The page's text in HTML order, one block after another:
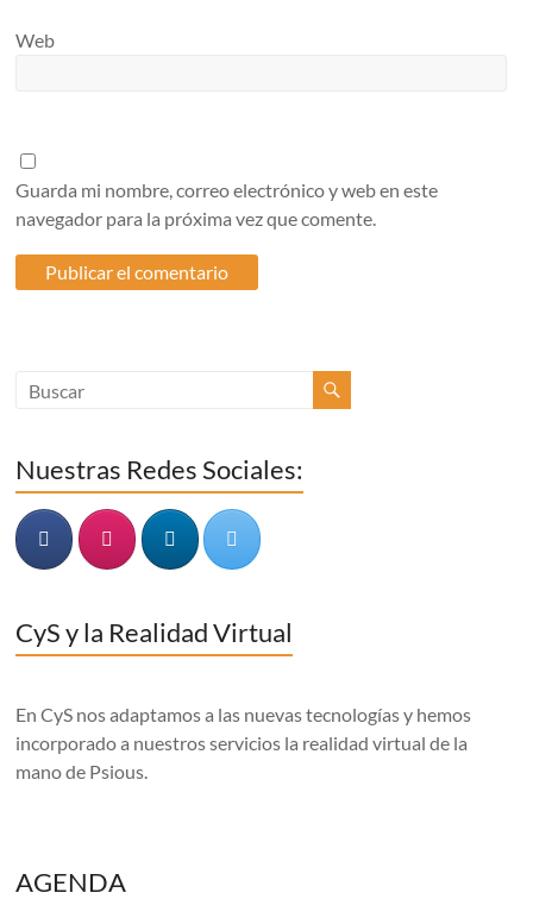
Web
Guarda mi nombre, correo electrónico y web en este
navegador para la próxima vez que comente.
Nuestras Redes Sociales:
CyS y la Realidad Virtual
En CyS nos adaptamos a las nuevas tecnologías y hemos
incorporado a nuestros servicios la realidad virtual de la
mano de Psious.
AGENDA